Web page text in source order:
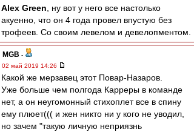
Alex Green , ну вот у него все настолько
акуенно, что он 4 года провел впустую без
трофеев. Со своим левелом и девелопментом.
MGB -
02 май 2019 14:26
Какой же мерзавец этот Повар-Назаров.
Уже больше чем полгода Карреры в команде
нет, а он неугомонный стихоплет все в спину
ему плюет((( и жен никто ни у кого не уводил,
но зачем "такую личную неприязнь